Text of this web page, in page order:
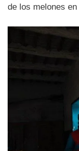
de los melones